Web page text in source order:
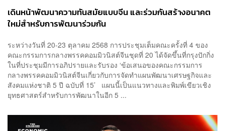
เดินหน้าพัฒนาความทันสมัยแบบจีน และร่วมกันสร้างอนาคต
ใหม่สำหรับการพัฒนาร่วมกัน
ระหว่างวันที่ 20-23 ตุลาคม 2568 การประชุมเต็มคณะครั้งที่ 4 ของ
คณะกรรมการกลางพรรคคอมมิวนิสต์จีนชุดที่ 20 ได้จัดขึ้นที่กรุงปักกิ่ง
ในที่ประชุมมีการอภิปรายและรับรอง ‘ข้อเสนอของคณะกรรมการ
กลางพรรคคอมมิวนิสต์จีนเกี่ยวกับการจัดทำแผนพัฒนาเศรษฐกิจและ
สังคมแห่งชาติ 5 ปี ฉบับที่ 15’ แผนนี้เป็นแนวทางและพิมพ์เขียวเชิง
ยุทธศาสตร์สำหรับการพัฒนาในอีก 5 ...